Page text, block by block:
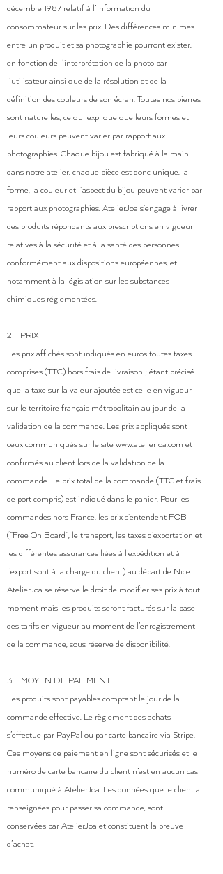
décembre 1987 relatif à l’information du
consommateur sur les prix. Des différences minimes
entre un produit et sa photographie pourront exister,
en fonction de l’interprétation de la photo par
l’utilisateur ainsi que de la résolution et de la
définition des couleurs de son écran. Toutes nos pierres
sont naturelles, ce qui explique que leurs formes et
leurs couleurs peuvent varier par rapport aux
photographies. Chaque bijou est fabriqué à la main
dans notre atelier, chaque pièce est donc unique, la
forme, la couleur et l’aspect du bijou peuvent varier par
rapport aux photographies. AtelierJoa s’engage à livrer
des produits répondants aux prescriptions en vigueur
relatives à la sécurité et à la santé des personnes
conformément aux dispositions européennes, et
notamment à la législation sur les substances
chimiques réglementées.
2 - PRIX
Les prix affichés sont indiqués en euros toutes taxes
comprises (TTC) hors frais de livraison ; étant précisé
que la taxe sur la valeur ajoutée est celle en vigueur
sur le territoire français métropolitain au jour de la
validation de la commande. Les prix appliqués sont
ceux communiqués sur le site www.atelierjoa.com et
confirmés au client lors de la validation de la
commande. Le prix total de la commande (TTC et frais
de port compris) est indiqué dans le panier. Pour les
commandes hors France, les prix s’entendent FOB
(“Free On Board”, le transport, les taxes d’exportation et
les différentes assurances liées à l’expédition et à
l’export sont à la charge du client) au départ de Nice.
AtelierJoa se réserve le droit de modifier ses prix à tout
moment mais les produits seront facturés sur la base
des tarifs en vigueur au moment de l’enregistrement
de la commande, sous réserve de disponibilité.
3 - MOYEN DE PAIEMENT
Les produits sont payables comptant le jour de la
commande effective. Le règlement des achats
s’effectue par PayPal ou par carte bancaire via Stripe.
Ces moyens de paiement en ligne sont sécurisés et le
numéro de carte bancaire du client n’est en aucun cas
communiqué à AtelierJoa. Les données que le client a
renseignées pour passer sa commande, sont
conservées par AtelierJoa et constituent la preuve
d’achat.